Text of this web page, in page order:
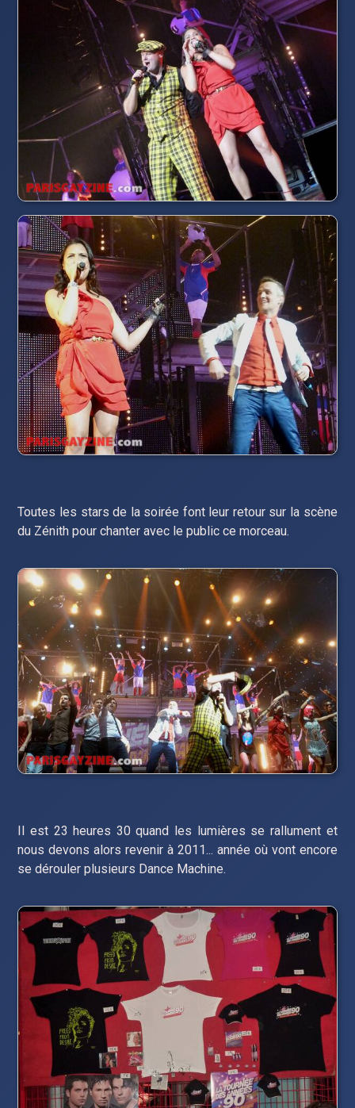
Toutes les stars de la soirée font leur retour sur la scène
du Zénith pour chanter avec le public ce morceau.
Il est 23 heures 30 quand les lumières se rallument et
nous devons alors revenir à 2011... année où vont encore
se dérouler plusieurs Dance Machine.